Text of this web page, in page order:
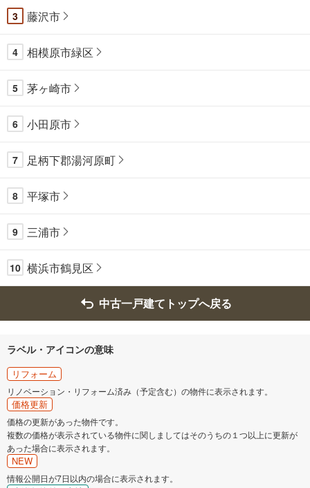
3 藤沢市
4 相模原市緑区
5 茅ヶ崎市
6 小田原市
7 足柄下郡湯河原町
8 平塚市
9 三浦市
10 横浜市鶴見区
中古一戸建てトップへ戻る
ラベル・アイコンの意味
リフォーム
リノベーション・リフォーム済み（予定含む）の物件に表示されます。
価格更新
価格の更新があった物件です。
複数の価格が表示されている物件に関しましてはそのうちの１つ以上に更新が
あった場合に表示されます。
NEW
情報公開日が7日以内の場合に表示されます。